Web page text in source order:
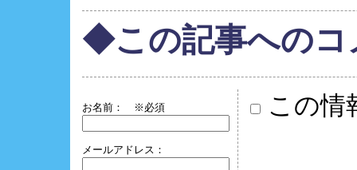
◆この記事へのコ
お名前： ※必須
メールアドレス：
この情